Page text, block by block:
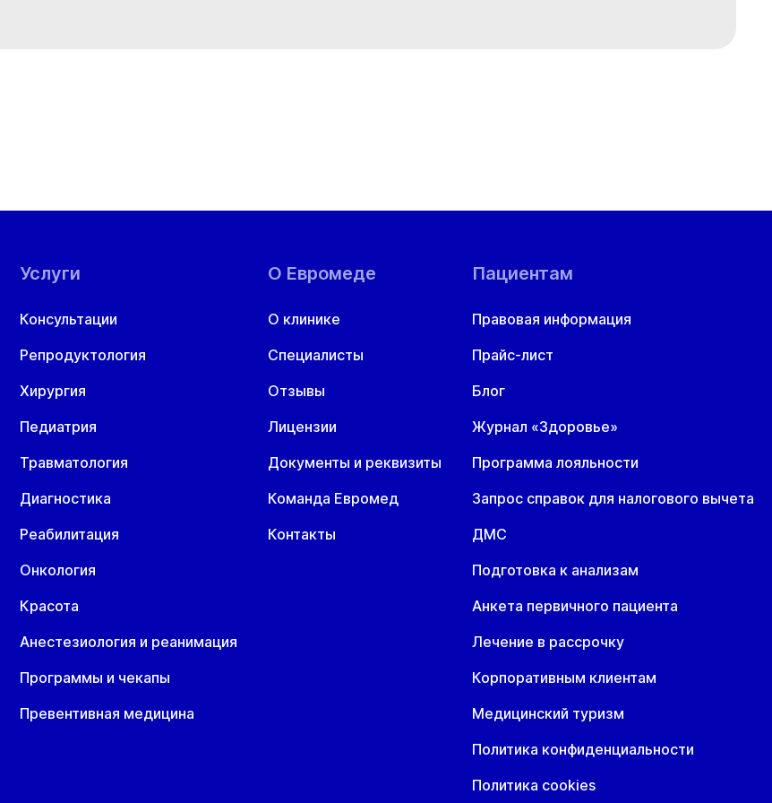
Услуги
Консультации
Репродуктология
Хирургия
Педиатрия
Травматология
Диагностика
Реабилитация
Онкология
Красота
Анестезиология и реанимация
Программы и чекапы
Превентивная медицина
О Евромеде
О клинике
Специалисты
Отзывы
Лицензии
Документы и реквизиты
Команда Евромед
Контакты
Пациентам
Правовая информация
Прайс-лист
Блог
Журнал «Здоровье»
Программа лояльности
Запрос справок для налогового вычета
ДМС
Подготовка к анализам
Анкета первичного пациента
Лечение в рассрочку
Корпоративным клиентам
Медицинский туризм
Политика конфиденциальности
Политика cookies